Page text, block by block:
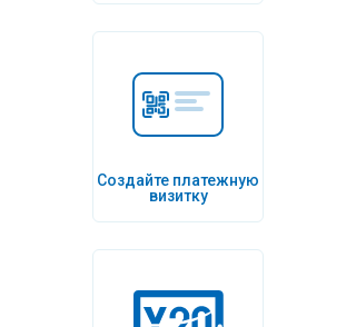
Создайте платежную
визитку